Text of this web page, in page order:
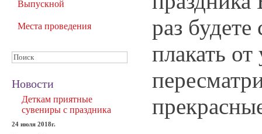
раз будете
плакать
Выпускной
Места проведения
Новости
Деткам приятные
сувениры с праздника
24 июля 2018г.